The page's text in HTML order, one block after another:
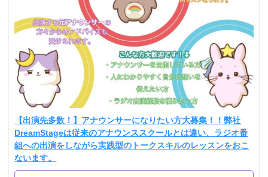
【出演先多数！】アナウンサーになりたい方大募集！！弊社
DreamStageは従来のアナウンススクールとは違い、ラジオ番
組への出演をしながら実践型のトークスキルのレッスンをおこ
ないます。